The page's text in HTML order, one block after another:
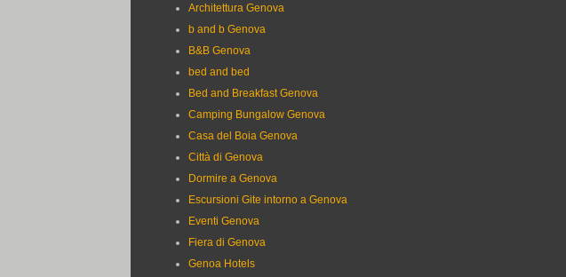
Architettura Genova
b and b Genova
B&B Genova
bed and bed
Bed and Breakfast Genova
Camping Bungalow Genova
Casa del Boia Genova
Città di Genova
Dormire a Genova
Escursioni Gite intorno a Genova
Eventi Genova
Fiera di Genova
Genoa Hotels